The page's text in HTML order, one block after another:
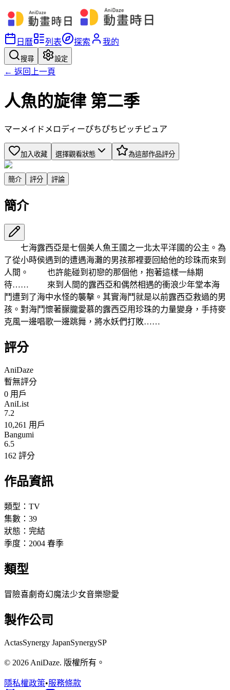
日曆 列表 探索 我的
搜尋 設定
← 返回上一頁
人魚的旋律 第二季
マーメイドメロディーぴちぴちピッチピュア
加入收藏 選擇觀看狀態 為這部作品評分
簡介 評分 評論
簡介
七海露西亞是七個美人魚王國之一北太平洋國的公主。為
了從小時侯遇到的遭遇海灘的男孩那裡要回給他的珍珠而來到
人間。 也許能碰到初戀的那個他，抱著這樣一絲期
待…… 來到人間的露西亞和偶然相遇的衝浪少年堂本海
鬥遭到了海中水怪的襲擊。其實海鬥就是以前露西亞救過的男
孩。對海鬥懷著朦朧愛慕的露西亞用珍珠的力量變身，手持麥
克風一邊唱歌一邊跳舞，將水妖們打敗……
評分
AniDaze
暫無評分
0 用戶
AniList
7.2
10,261 用戶
Bangumi
6.5
162 評分
作品資訊
類型： TV
集數： 39
狀態： 完結
季度： 2004 春季
類型
冒險喜劇 奇幻魔法少女音樂戀愛
製作公司
ActasSynergy JapanSynergySP
© 2026 AniDaze. 版權所有。
隱私權政策•服務條款